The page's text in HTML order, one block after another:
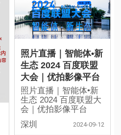
照片直播｜智能体•新
生态 2024 百度联盟
大会｜优拍影像平台
照片直播｜智能体•新
生态 2024 百度联盟大
会｜优拍影像平台
深圳
2024-09-12